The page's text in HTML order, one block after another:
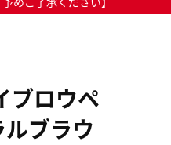
ブロウペ
ブラウ